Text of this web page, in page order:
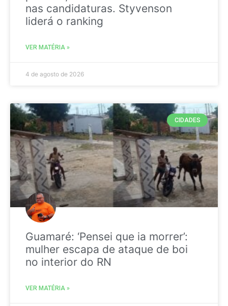
nas candidaturas. Styvenson
liderá o ranking
VER MATÉRIA »
4 de agosto de 2026
CIDADES
Guamaré: ‘Pensei que ia morrer’:
mulher escapa de ataque de boi
no interior do RN
VER MATÉRIA »